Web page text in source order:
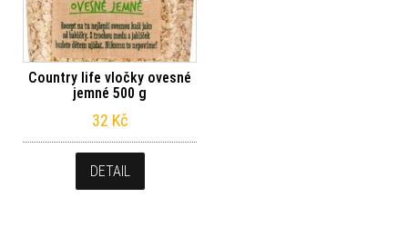
Country life vločky ovesné
jemné 500 g
32 Kč
DETAIL